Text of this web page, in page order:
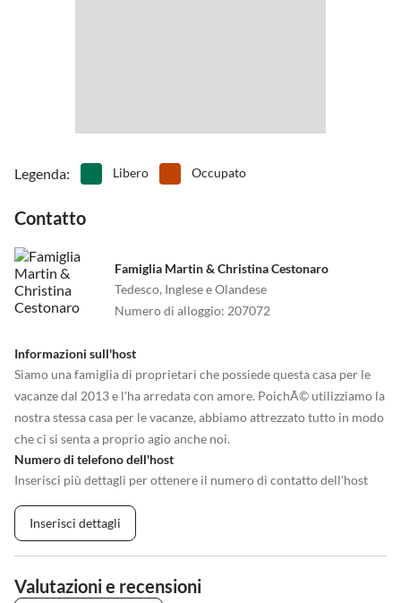
Legenda: Libero Occupato
Contatto
Famiglia Martin & Christina Cestonaro
Tedesco, Inglese e Olandese
Numero di alloggio: 207072
Informazioni sull'host
Siamo una famiglia di proprietari che possiede questa casa per le
vacanze dal 2013 e l'ha arredata con amore. PoichÃ© utilizziamo la
nostra stessa casa per le vacanze, abbiamo attrezzato tutto in modo
che ci si senta a proprio agio anche noi.
Numero di telefono dell'host
Inserisci più dettagli per ottenere il numero di contatto dell'host
Inserisci dettagli
Valutazioni e recensioni